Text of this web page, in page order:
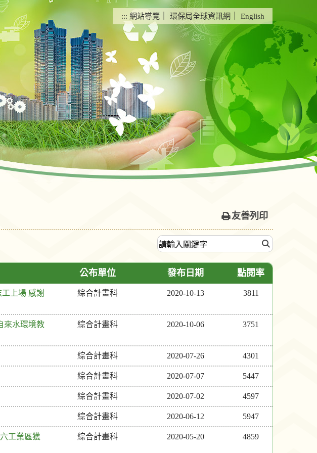
::: 網站導覽 環保局全球資訊網 English
友善列印
公布單位 發布日期 點閱率
上場 感謝
綜合計畫科 2020-10-13 3811
來水環境教
綜合計畫科 2020-10-06 3751
綜合計畫科 2020-07-26 4301
綜合計畫科 2020-07-07 5447
綜合計畫科 2020-07-02 4597
綜合計畫科 2020-06-12 5947
工業區獲
綜合計畫科 2020-05-20 4859